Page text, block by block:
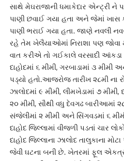
સાથે મેઘરાજાની ધમાકેદાર એન્ટ્રી ને
પાણી છવાઈ ગયા હતા અને જેમાં ખાસ
પાણી ભરાઈ ગયા હતા. જાણે નવલી
રહે તેમ ખેલૈયાઓમાં નિરાશા પણ જોવા
વાત કરીએ તો ગઈકાલે વરસાદી
દાહોદમાં ૬ મીમી, ગરબાડામાં ૩ મીમી
પડ્યો હતો.આજરોજ તારીખ ૨૮મી ના
ઝાલોદમાં ૯ મીમી, લીમખેડામાં ૭ મીમી,
૨૦ મીમી, સૌથી વધુ દેવગઢ બારીઆમાં
સંજેલીમાં ૨ મીમી અને સિંગવડમાં ૬
દાહોદ જિલ્લામાં વીજળી પડતાં ચાર
દાહોદ જિલ્લાના ઝાલોદ તાલુકાના
જેવી ઘટના બની છે. ખેતરમાં ફૂલ એકત્ર